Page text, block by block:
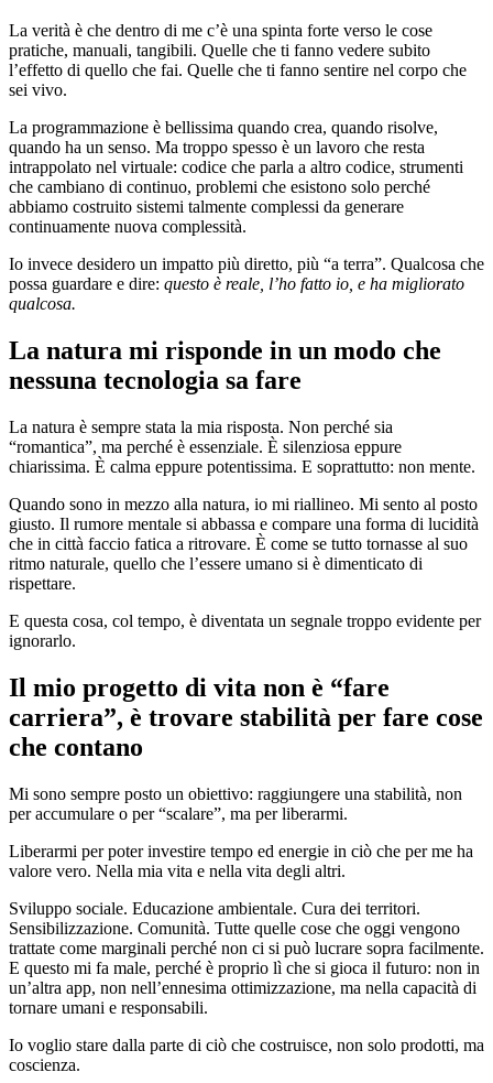
La verità è che dentro di me c’è una spinta forte verso le cose
pratiche, manuali, tangibili. Quelle che ti fanno vedere subito
l’effetto di quello che fai. Quelle che ti fanno sentire nel corpo che
sei vivo.
La programmazione è bellissima quando crea, quando risolve,
quando ha un senso. Ma troppo spesso è un lavoro che resta
intrappolato nel virtuale: codice che parla a altro codice, strumenti
che cambiano di continuo, problemi che esistono solo perché
abbiamo costruito sistemi talmente complessi da generare
continuamente nuova complessità.
Io invece desidero un impatto più diretto, più “a terra”. Qualcosa che
possa guardare e dire: questo è reale, l’ho fatto io, e ha migliorato
qualcosa.
La natura mi risponde in un modo che
nessuna tecnologia sa fare
La natura è sempre stata la mia risposta. Non perché sia
“romantica”, ma perché è essenziale. È silenziosa eppure
chiarissima. È calma eppure potentissima. E soprattutto: non mente.
Quando sono in mezzo alla natura, io mi riallineo. Mi sento al posto
giusto. Il rumore mentale si abbassa e compare una forma di lucidità
che in città faccio fatica a ritrovare. È come se tutto tornasse al suo
ritmo naturale, quello che l’essere umano si è dimenticato di
rispettare.
E questa cosa, col tempo, è diventata un segnale troppo evidente per
ignorarlo.
Il mio progetto di vita non è “fare
carriera”, è trovare stabilità per fare cose
che contano
Mi sono sempre posto un obiettivo: raggiungere una stabilità, non
per accumulare o per “scalare”, ma per liberarmi.
Liberarmi per poter investire tempo ed energie in ciò che per me ha
valore vero. Nella mia vita e nella vita degli altri.
Sviluppo sociale. Educazione ambientale. Cura dei territori.
Sensibilizzazione. Comunità. Tutte quelle cose che oggi vengono
trattate come marginali perché non ci si può lucrare sopra facilmente.
E questo mi fa male, perché è proprio lì che si gioca il futuro: non in
un’altra app, non nell’ennesima ottimizzazione, ma nella capacità di
tornare umani e responsabili.
Io voglio stare dalla parte di ciò che costruisce, non solo prodotti, ma
coscienza.